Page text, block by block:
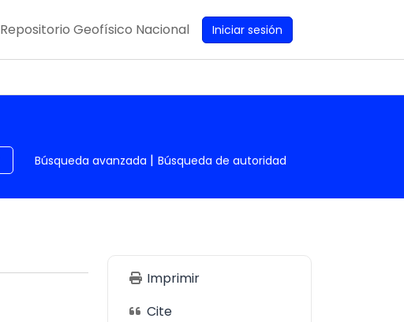
Repositorio Geofísico Nacional Iniciar sesión
Búsqueda avanzada Búsqueda de autoridad
Imprimir
Cite